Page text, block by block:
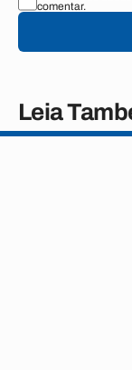
comentar.
Leia